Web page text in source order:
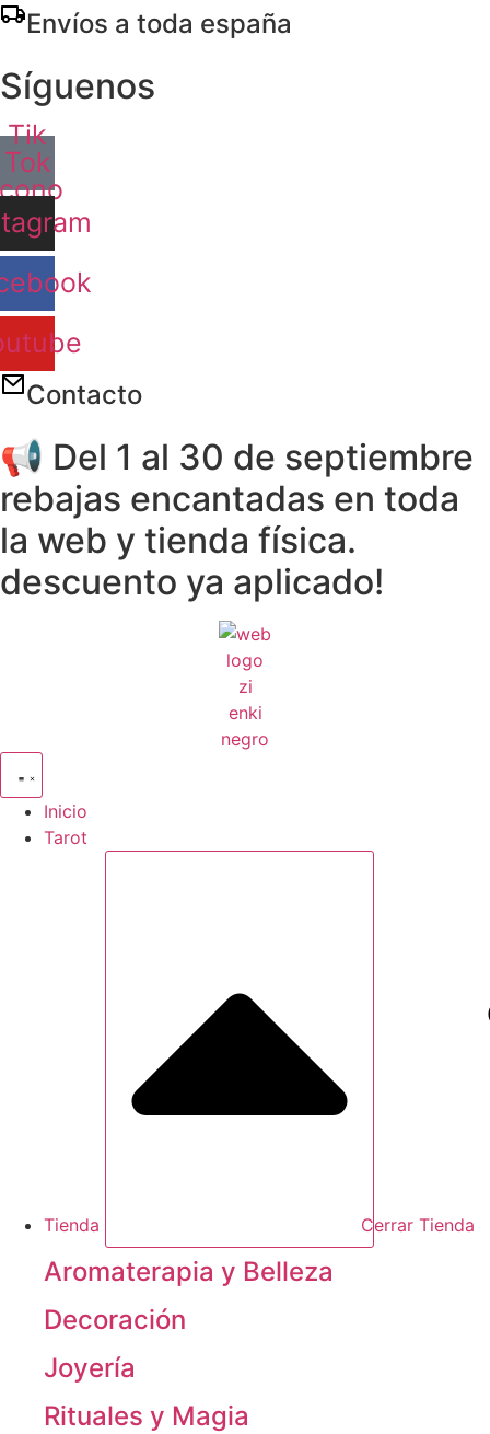
Ir
Envíos a toda españa
Síguenos
Tik
Tok
Contacto
📢 Del 1 al 30 de septiembre
rebajas encantadas en toda
la web y tienda física.
descuento ya aplicado!
Inicio
Tarot
Tienda Cerrar Tienda
Aromaterapia y Belleza
Decoración
Joyería
Rituales y Magia